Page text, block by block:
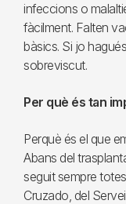
infeccions o
fàcilment. Falten
bàsics. Si jo
sobreviscut.
Per què és tan
Perquè és el que
Abans del
seguit sempre
Cruzado, del